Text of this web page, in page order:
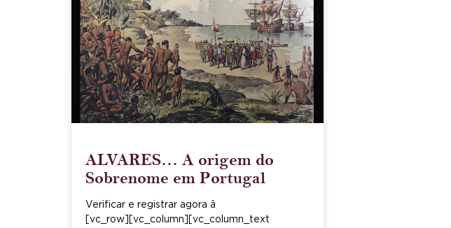
ALVARES… A origem do
Sobrenome em Portugal
Verificar e registrar agora â
[vc_row][vc_column][vc_column_text